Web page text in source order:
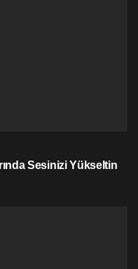
Sesinizi Yükseltin